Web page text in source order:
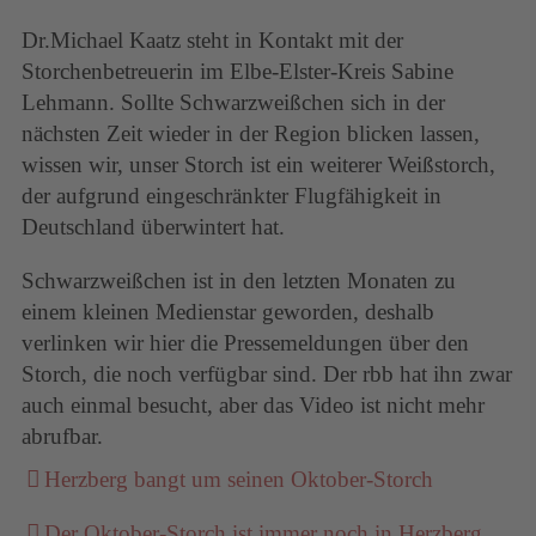
Dr.Michael Kaatz steht in Kontakt mit der
Storchenbetreuerin im Elbe-Elster-Kreis Sabine
Lehmann. Sollte Schwarzweißchen sich in der
nächsten Zeit wieder in der Region blicken lassen,
wissen wir, unser Storch ist ein weiterer Weißstorch,
der aufgrund eingeschränkter Flugfähigkeit in
Deutschland überwintert hat.
Schwarzweißchen ist in den letzten Monaten zu
einem kleinen Medienstar geworden, deshalb
verlinken wir hier die Pressemeldungen über den
Storch, die noch verfügbar sind. Der rbb hat ihn zwar
auch einmal besucht, aber das Video ist nicht mehr
abrufbar.
Herzberg bangt um seinen Oktober-Storch